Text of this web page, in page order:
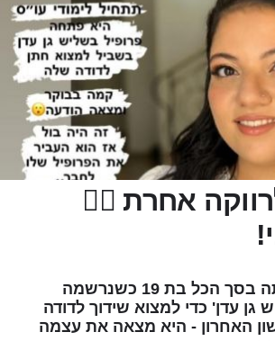
אחרת 👰‍♀️
שירה כהן הייתה בסך הכל בת 19 כשנרשמה
גן עדן' כדי למצוא שידוך לדודה
האחרון - היא מצאה את עצמה